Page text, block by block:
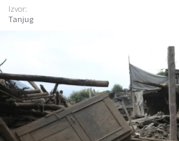
Izvor:
Tanjug